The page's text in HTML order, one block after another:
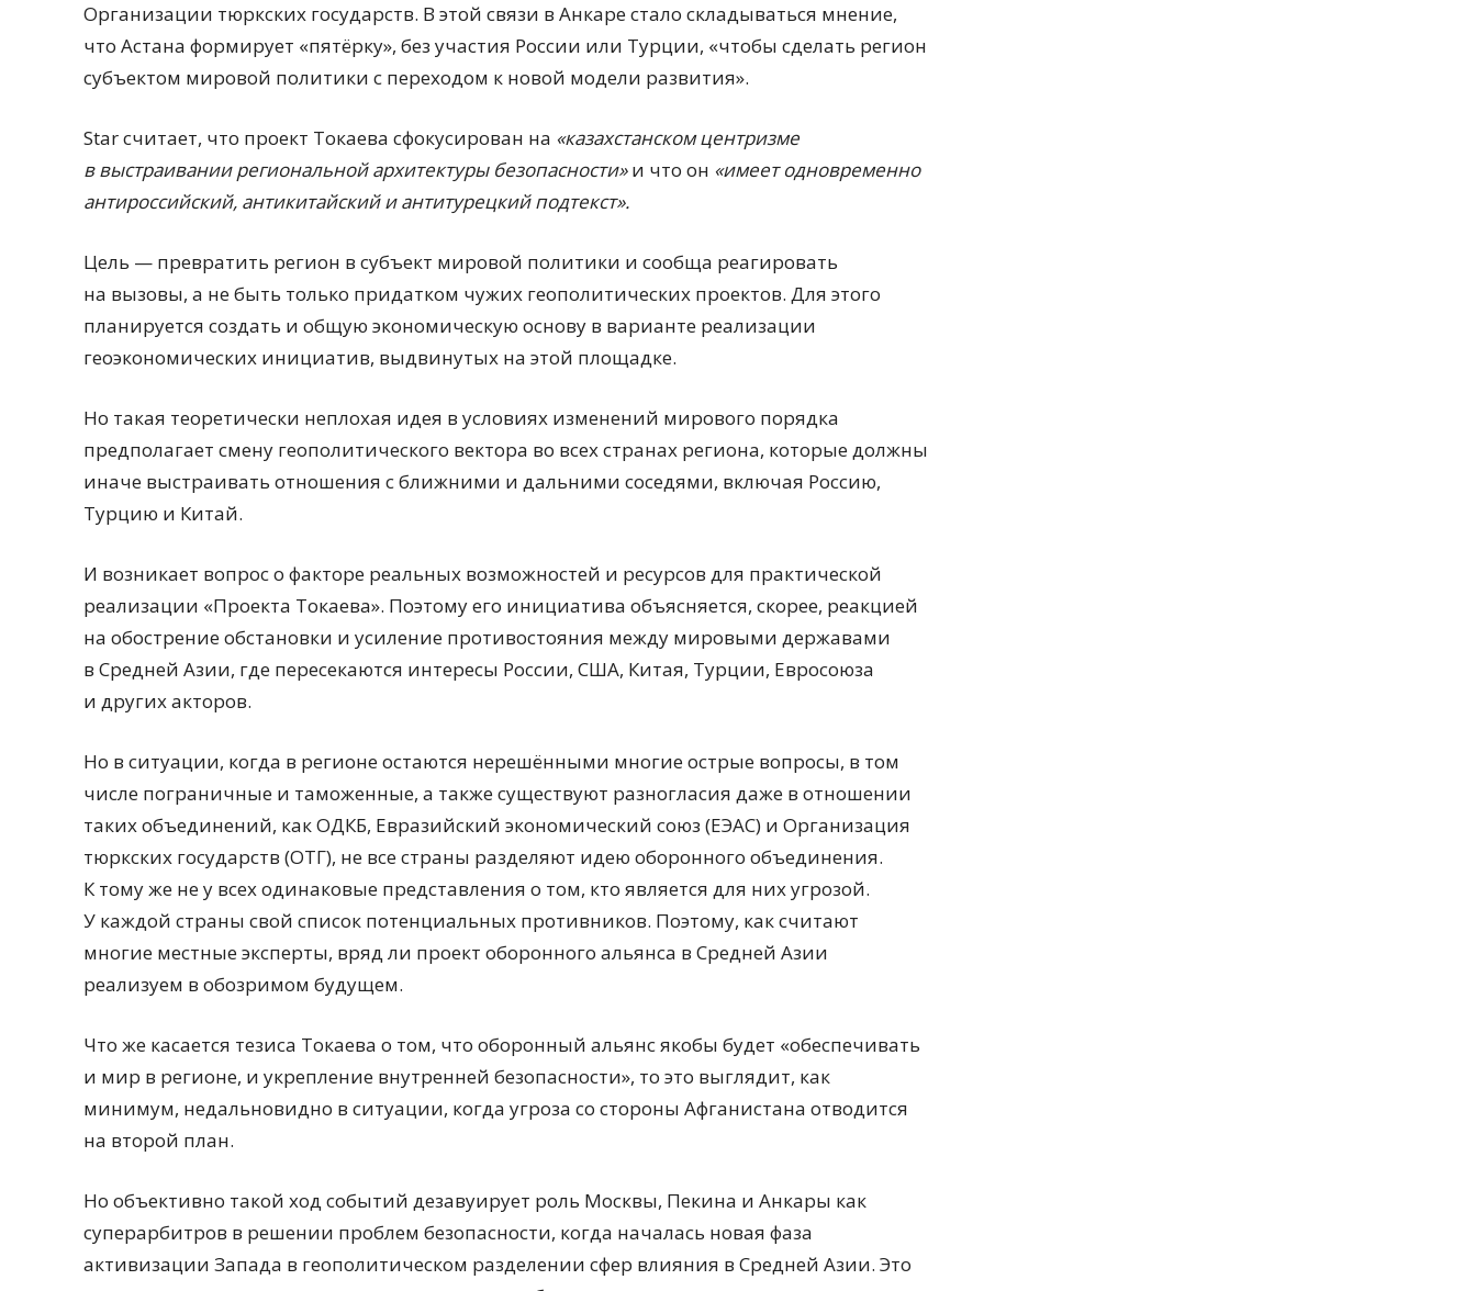
Организации тюркских государств. В этой связи в Анкаре стало складываться мнение,
что Астана формирует «пятёрку», без участия России или Турции, «чтобы сделать регион
субъектом мировой политики с переходом к новой модели развития».
Star считает, что проект Токаева сфокусирован на «казахстанском центризме
в выстраивании региональной архитектуры безопасности»и что он «имеет одновременно
антироссийский, антикитайский и антитурецкий подтекст».
Цель — превратить регион в субъект мировой политики и сообща реагировать
на вызовы, а не быть только придатком чужих геополитических проектов. Для этого
планируется создать и общую экономическую основу в варианте реализации
геоэкономических инициатив, выдвинутых на этой площадке.
Но такая теоретически неплохая идея в условиях изменений мирового порядка
предполагает смену геополитического вектора во всех странах региона, которые должны
иначе выстраивать отношения с ближними и дальними соседями, включая Россию,
Турцию и Китай.
И возникает вопрос о факторе реальных возможностей и ресурсов для практической
реализации «Проекта Токаева». Поэтому его инициатива объясняется, скорее, реакцией
на обострение обстановки и усиление противостояния между мировыми державами
в Средней Азии, где пересекаются интересы России, США, Китая, Турции, Евросоюза
и других акторов.
Но в ситуации, когда в регионе остаются нерешёнными многие острые вопросы, в том
числе пограничные и таможенные, а также существуют разногласия даже в отношении
таких объединений, как ОДКБ, Евразийский экономический союз (ЕЭАС) и Организация
тюркских государств (ОТГ), не все страны разделяют идею оборонного объединения.
К тому же не у всех одинаковые представления о том, кто является для них угрозой.
У каждой страны свой список потенциальных противников. Поэтому, как считают
многие местные эксперты, вряд ли проект оборонного альянса в Средней Азии
реализуем в обозримом будущем.
Что же касается тезиса Токаева о том, что оборонный альянс якобы будет «обеспечивать
и мир в регионе, и укрепление внутренней безопасности», то это выглядит, как
минимум, недальновидно в ситуации, когда угроза со стороны Афганистана отводится
на второй план.
Но объективно такой ход событий дезавуирует роль Москвы, Пекина и Анкары как
суперарбитров в решении проблем безопасности, когда началась новая фаза
активизации Запада в геополитическом разделении сфер влияния в Средней Азии. Это